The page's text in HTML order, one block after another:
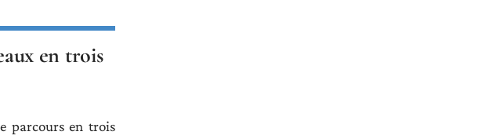
en trois
parcours en trois